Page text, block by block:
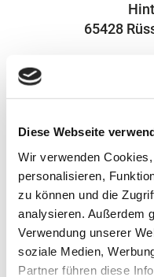
Diese Webseite
Wir verwenden
personalisieren,
zu können und die
analysieren. Außerdem
Verwendung unserer
soziale Medien,
Partner führen diese
65428